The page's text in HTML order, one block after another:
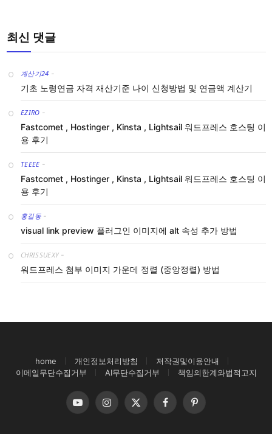
최신 댓글
계산기24 -
기초 노령연금 자격 재산기준 나이 신청방법 및 연금액 계산기
EZIRO -
Fastcomet , Hostinger , Kinsta , Lightsail 워드프레스 호스팅 이
용 후기
TEEEE -
Fastcomet , Hostinger , Kinsta , Lightsail 워드프레스 호스팅 이
용 후기
홍길동 -
visual link preview 플러그인 이미지에 alt 속성 추가 방법
CHRISSUEXY -
워드프레스 첨부 이미지 가운데 정렬 (중앙정렬) 방법
home 개인정보처리방침
저작권및이용안내
이메일무단수집거부
AI무단수집거부 책임의한계와법적고지
YouTubeInstagram
X
FacebookPinterest